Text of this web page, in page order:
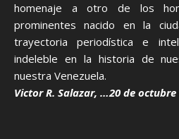
homenaje a otro de los
prominentes nacido en la
trayectoria periodística e
indeleble en la historia de
nuestra Venezuela.
Victor R. Salazar, …20 de octubre